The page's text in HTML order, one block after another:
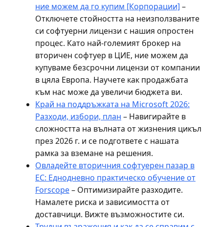
ние можем да го купим [Корпорации] –
Отключете стойността на неизползваните
си софтуерни лицензи с нашия опростен
процес. Като най-големият брокер на
вторичен софтуер в ЦИЕ, ние можем да
купуваме безсрочни лицензи от компании
в цяла Европа. Научете как продажбата
към нас може да увеличи бюджета ви.
Край на поддръжката на Microsoft 2026:
Разходи, избори, план – Навигирайте в
сложността на вълната от жизнения цикъл
през 2026 г. и се подгответе с нашата
рамка за вземане на решения.
Овладейте вторичния софтуерен пазар в
ЕС: Еднодневно практическо обучение от
Forscope– Оптимизирайте разходите.
Намалете риска и зависимостта от
доставчици. Вижте възможностите си.